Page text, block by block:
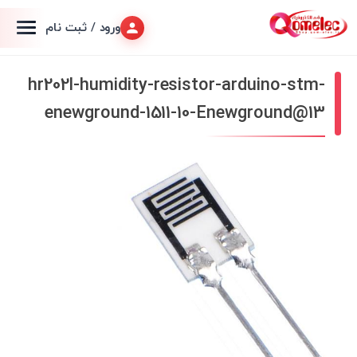
ورود / ثبت نام
hr202l-humidity-resistor-arduino-stm-
enewground-1511-10-Enewground@13